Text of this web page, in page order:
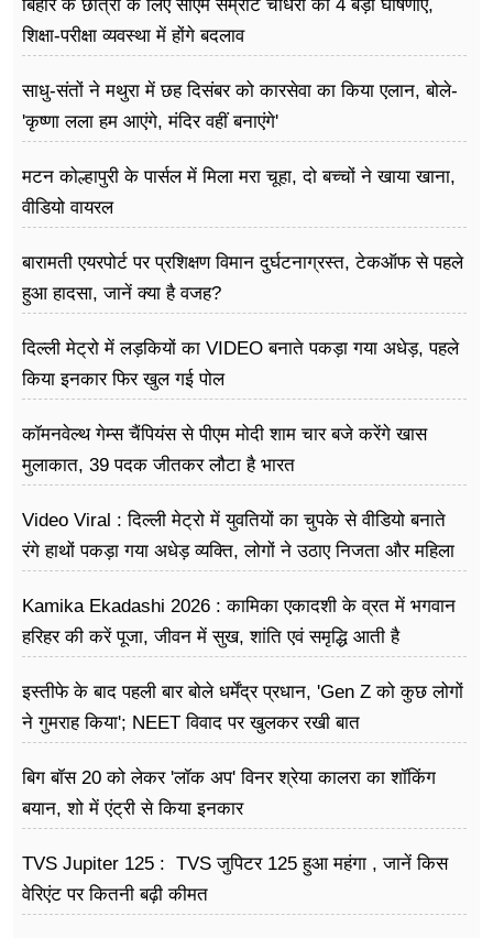
बिहार के छात्रों के लिए सीएम सम्राट चौधरी की 4 बड़ी घोषणाएं,
शिक्षा-परीक्षा व्यवस्था में होंगे बदलाव
साधु-संतों ने मथुरा में छह दिसंबर को कारसेवा का किया एलान, बोले-
'कृष्णा लला हम आएंगे, मंदिर वहीं बनाएंगे'
मटन कोल्हापुरी के पार्सल में मिला मरा चूहा, दो बच्चों ने खाया खाना,
वीडियो वायरल
बारामती एयरपोर्ट पर प्रशिक्षण विमान दुर्घटनाग्रस्त, टेकऑफ से पहले
हुआ हादसा, जानें क्या है वजह?
दिल्ली मेट्रो में लड़कियों का VIDEO बनाते पकड़ा गया अधेड़, पहले
किया इनकार फिर खुल गई पोल
कॉमनवेल्थ गेम्स चैंपियंस से पीएम मोदी शाम चार बजे करेंगे खास
मुलाकात, 39 पदक जीतकर लौटा है भारत
Video Viral : दिल्ली मेट्रो में युवतियों का चुपके से वीडियो बनाते
रंगे हाथों पकड़ा गया अधेड़ व्यक्ति, लोगों ने उठाए निजता और महिला
Kamika Ekadashi 2026 : कामिका एकादशी के व्रत में भगवान
हरिहर की करें पूजा, जीवन में सुख, शांति एवं समृद्धि आती है
इस्तीफे के बाद पहली बार बोले धर्मेंद्र प्रधान, 'Gen Z को कुछ लोगों
ने गुमराह किया'; NEET विवाद पर खुलकर रखी बात
बिग बॉस 20 को लेकर 'लॉक अप' विनर श्रेया कालरा का शॉकिंग
बयान, शो में एंट्री से किया इनकार
TVS Jupiter 125 : TVS जुपिटर 125 हुआ महंगा , जानें किस
वेरिएंट पर कितनी बढ़ी कीमत